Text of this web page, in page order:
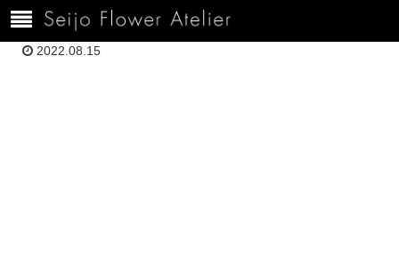
ホーム 120---8.9荒井DSC03247-復元
2022.08.15